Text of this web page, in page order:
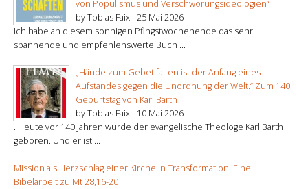
von Populismus und Verschwörungsideologien“
by Tobias Faix -25 Mai 2026
Ich habe an diesem sonnigen Pfingstwochenende das sehr
spannende und empfehlenswerte Buch ...
„Hände zum Gebet falten ist der Anfang eines
Aufstandes gegen die Unordnung der Welt.“ Zum 140.
Geburtstag von Karl Barth
by Tobias Faix - 10 Mai 2026
. Heute vor 140 Jahren wurde der evangelische Theologe Karl Barth
geboren. Und er ist ...
Mission als Herzschlag einer Kirche in Transformation. Eine
Bibelarbeit zu Mt 28,16-20